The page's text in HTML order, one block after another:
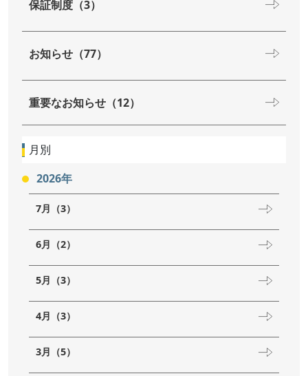
保証制度（3）
お知らせ（77）
重要なお知らせ（12）
月別
2026年
7月（3）
6月（2）
5月（3）
4月（3）
3月（5）